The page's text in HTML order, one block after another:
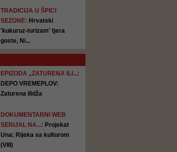
TRADICIJA U ŠPICI
SEZONE: Hrvatski
'kukuruz-turizam' tjera
goste, Ni...
EPIZODA „ZATURENA ILI...:
DEPO VREMEPLOV:
Zaturena Ilidža
DOKUMENTARNI WEB
SERIJAL NA...: Projekat
Una: Rijeka sa kulturom
(VIII)